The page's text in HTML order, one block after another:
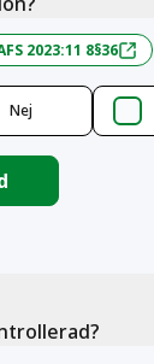
2023:11 8§36
Nej